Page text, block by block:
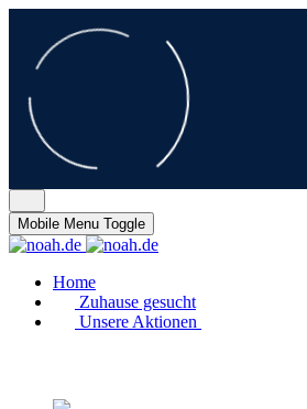
Mobile Menu Toggle
Home
Zuhause gesucht
Unsere Aktionen